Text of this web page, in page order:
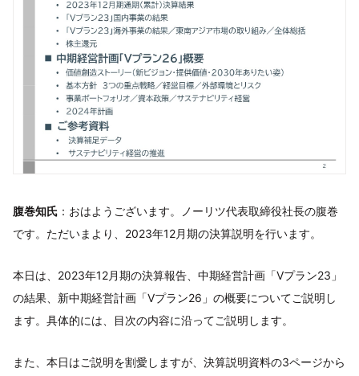
腹巻知氏 ：おはようございます。ノーリツ代表取締役社長の腹巻
です。ただいまより、2023年12月期の決算説明を行います。
本日は、2023年12月期の決算報告、中期経営計画「Vプラン23」
の結果、新中期経営計画「Vプラン26」の概要についてご説明し
ます。具体的には、目次の内容に沿ってご説明します。
また、本日はご説明を割愛しますが、決算説明資料の3ページから